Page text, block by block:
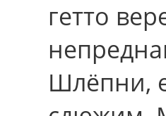
гетто
Шлёпни,